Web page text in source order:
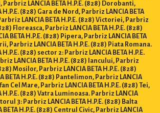
Parbriz LANCIA BETA H.P.E. (828) Dorobanti,
H.P.E. (828) Gara de Nord, Parbriz LANCIA BETA
LANCIA BETA H.P.E. (828) Victoriei, Parbriz
Floreasca, Parbriz LANCIA BETA H.P.E. (828)
BETA H.P.E. (828) Pipera, Parbriz LANCIA BETA
Parbriz LANCIA BETA H.P.E. (828) Piata Romana.
H.P.E. (828) sector 2: Parbriz LANCIA BETA H.P.E.
LANCIA BETA H.P.E. (828) Iancului, Parbriz
Mosilor, Parbriz LANCIA BETA H.P.E. (828)
BETA H.P.E. (828) Pantelimon, Parbriz LANCIA
Cel Mare, Parbriz LANCIA BETA H.P.E. (828) Tei,
H.P.E. (828) Vatra Luminoasa. Parbriz LANCIA
3: Parbriz LANCIA BETA H.P.E. (828) Balta
H.P.E. (828) Centrul Civic, Parbriz LANCIA